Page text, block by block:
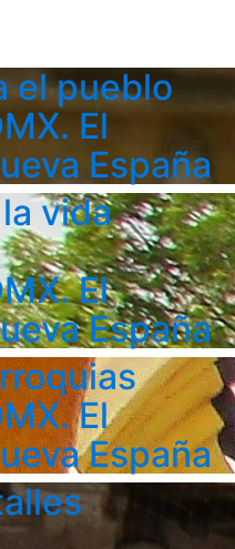
el pueblo
El
España
vida
El
España
El
España